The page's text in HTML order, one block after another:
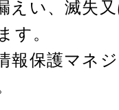
えい、滅失
す。
報保護マネ